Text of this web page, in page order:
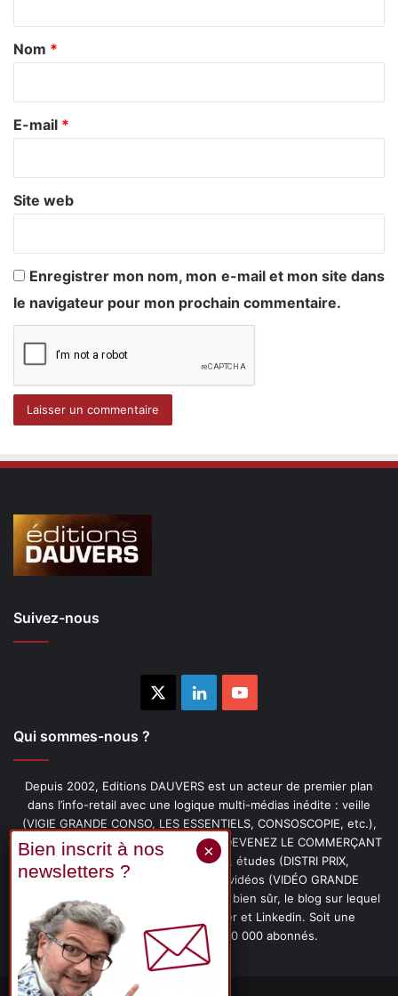
a
r
e
Nom *
E-mail *
Site web
Enregistrer mon nom, mon e-mail et mon site dans
le navigateur pour mon prochain commentaire.
Suivez-nous
LinkedinYouTube
Qui sommes-nous ?
Depuis 2002, Editions DAUVERS est un acteur de premier plan
dans l’info-retail avec une logique multi-médias inédite : veille
(VIGIE GRANDE CONSO, LES ESSENTIELS, CONSOSCOPIE, etc.),
livres (PENSER-CLIENT, IMAGE-PRIX, DEVENEZ LE COMMERÇANT
PRÉFÉRÉ DE VOS CLIENTS, etc.), études (DISTRI PRIX,
PROMOFLASH, DRIVE INSIGHTS), vidéos (VIDÉO GRANDE
CONSO), podcasts (CAFÉ CONSO) et, bien sûr, le blog sur lequel
vous êtes, ainsi que les fils Twitter et Linkedin. Soit une
communauté de plus de 150 000 abonnés.